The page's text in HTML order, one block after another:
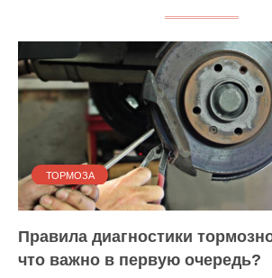
ТОРМОЗА
Правила диагностики
что важно в первую очередь?